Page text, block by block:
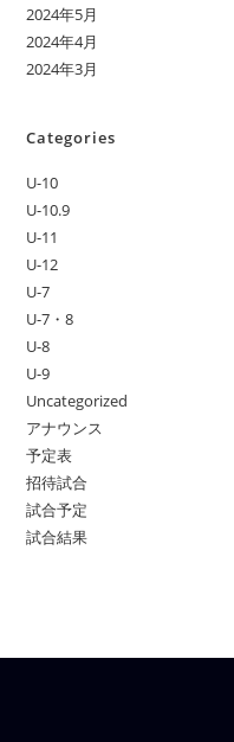
2024年5月
2024年4月
2024年3月
Categories
U-10
U-10.9
U-11
U-12
U-7
U-7・8
U-8
U-9
Uncategorized
アナウンス
予定表
招待試合
試合予定
試合結果